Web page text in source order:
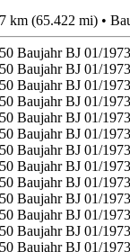
km (65.422 mi) •